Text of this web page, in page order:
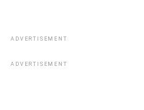
ADVERTISEMENT
ADVERTISEMENT